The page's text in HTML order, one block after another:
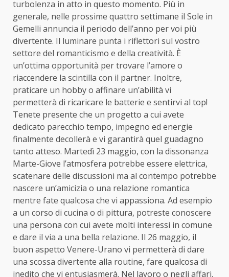
turbolenza in atto in questo momento. Più in
generale, nelle prossime quattro settimane il Sole in
Gemelli annuncia il periodo dell’anno per voi più
divertente. Il luminare punta i riflettori sul vostro
settore del romanticismo e della creatività. È
un’ottima opportunità per trovare l’amore o
riaccendere la scintilla con il partner. Inoltre,
praticare un hobby o affinare un’abilità vi
permetterà di ricaricare le batterie e sentirvi al top!
Tenete presente che un progetto a cui avete
dedicato parecchio tempo, impegno ed energie
finalmente decollerà e vi garantirà quel guadagno
tanto atteso. Martedì 23 maggio, con la dissonanza
Marte-Giove l’atmosfera potrebbe essere elettrica,
scatenare delle discussioni ma al contempo potrebbe
nascere un’amicizia o una relazione romantica
mentre fate qualcosa che vi appassiona. Ad esempio
a un corso di cucina o di pittura, potreste conoscere
una persona con cui avete molti interessi in comune
e dare il via a una bella relazione. Il 26 maggio, il
buon aspetto Venere-Urano vi permetterà di dare
una scossa divertente alla routine, fare qualcosa di
inedito che vi entusiasmerà. Nel lavoro o negli affari,